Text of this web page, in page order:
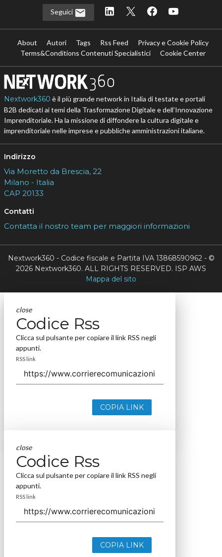
Seguici
About Autori Tags Rss Feed
Privacy e Cookie Policy
Terms&Conditions Contenuti Specialistici
Cookie Center
Nextwork360 è il più grande network in Italia di testate e portali
B2B dedicati ai temi della Trasformazione Digitale e dell’Innovazione
Imprenditoriale. Ha la missione di diffondere la cultura digitale e
imprenditoriale nelle imprese e pubbliche amministrazioni italiane.
Indirizzo
Via Moretto da Brescia, 22
Milano - Italia
CAP 20133
Contatti
Contatta il nostro team per maggiori informazioni
Nextwork360 - Codice fiscale e Partita IVA 13868590962 - ©
2026 Nextwork360. ALL RIGHTS RESERVED. ISP AWS
Mappa del sito
close
Codice Rss
Clicca sul pulsante per copiare il link RSS negli
appunti.
RSS link
COPIA LINK
close
Codice Rss
Clicca sul pulsante per copiare il link RSS negli
appunti.
RSS link
COPIA LINK